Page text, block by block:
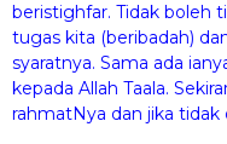
beristighfar. Tidak boleh
tugas kita (beribadah)
syaratnya. Sama ada
kepada Allah Taala.
rahmatNya dan jika